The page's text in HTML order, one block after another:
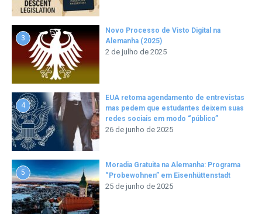
3
Novo Processo de Visto Digital na
Alemanha (2025)
2 de julho de 2025
4
EUA retoma agendamento de entrevistas
mas pedem que estudantes deixem suas
redes sociais em modo “público”
26 de junho de 2025
5
Moradia Gratuita na Alemanha: Programa
“Probewohnen” em Eisenhüttenstadt
25 de junho de 2025